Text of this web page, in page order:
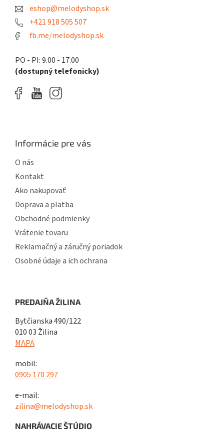
eshop@melodyshop.sk
+421 918 505 507
fb.me/melodyshop.sk
PO - PI: 9.00 - 17.00
(dostupný telefonicky)
Informácie pre vás
O nás
Kontakt
Ako nakupovať
Doprava a platba
Obchodné podmienky
Vrátenie tovaru
Reklamačný a záručný poriadok
Osobné údaje a ich ochrana
PREDAJŇA ŽILINA
Bytčianska 490/122
010 03 Žilina
MAPA
mobil:
0905 170 297
e-mail:
zilina@melodyshop.sk
NAHRÁVACIE ŠTÚDIO